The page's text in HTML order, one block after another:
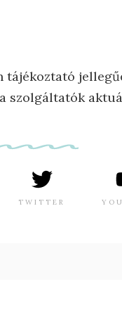
tájékoztató
szolgáltatók
TWITTER